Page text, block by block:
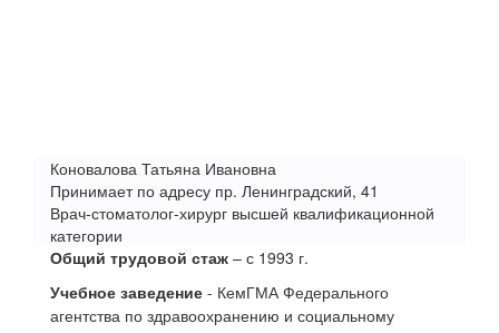
Коновалова Татьяна Ивановна
Принимает по адресу пр. Ленинградский, 41
Врач-стоматолог-хирург высшей квалификационной
категории
Общий трудовой стаж – с 1993 г.
Учебное заведение - КемГМА Федерального
агентства по здравоохранению и социальному